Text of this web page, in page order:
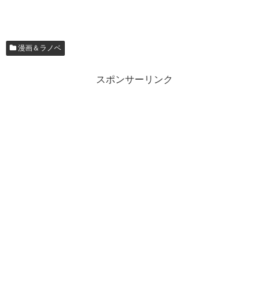
漫画＆ラノベ
スポンサーリンク